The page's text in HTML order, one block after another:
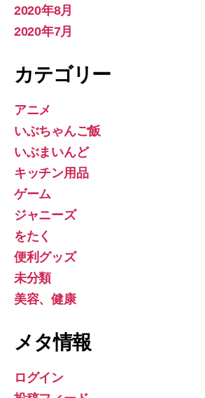
2020年8月
2020年7月
カテゴリー
アニメ
いぶちゃんご飯
いぶまいんど
キッチン用品
ゲーム
ジャニーズ
をたく
便利グッズ
未分類
美容、健康
メタ情報
ログイン